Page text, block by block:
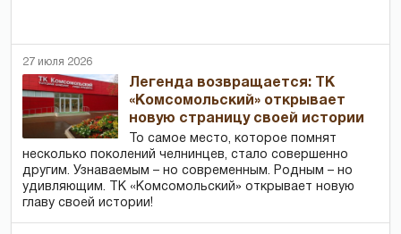
27 июля 2026
Легенда возвращается: ТК
«Комсомольский» открывает
новую страницу своей истории
То самое место, которое помнят
несколько поколений челнинцев, стало совершенно
другим. Узнаваемым – но современным. Родным – но
удивляющим. ТК «Комсомольский» открывает новую
главу своей истории!